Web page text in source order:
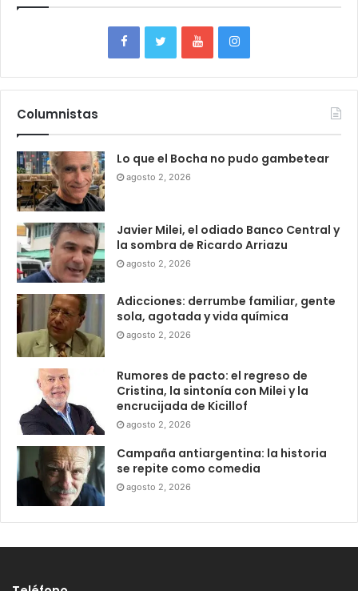
Columnistas
Lo que el Bocha no pudo gambetear
agosto 2, 2026
Javier Milei, el odiado Banco Central y
la sombra de Ricardo Arriazu
agosto 2, 2026
Adicciones: derrumbe familiar, gente
sola, agotada y vida química
agosto 2, 2026
Rumores de pacto: el regreso de
Cristina, la sintonía con Milei y la
encrucijada de Kicillof
agosto 2, 2026
Campaña antiargentina: la historia
se repite como comedia
agosto 2, 2026